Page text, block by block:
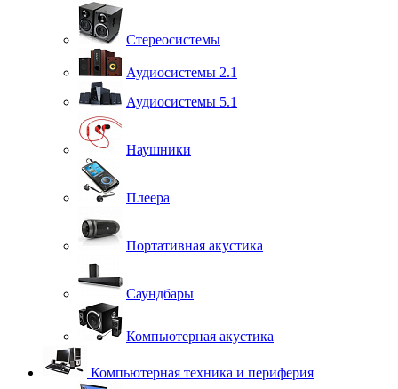
Стереосистемы
Аудиосистемы 2.1
Аудиосистемы 5.1
Наушники
Плеера
Портативная акустика
Саундбары
Компьютерная акустика
Компьютерная техника и периферия